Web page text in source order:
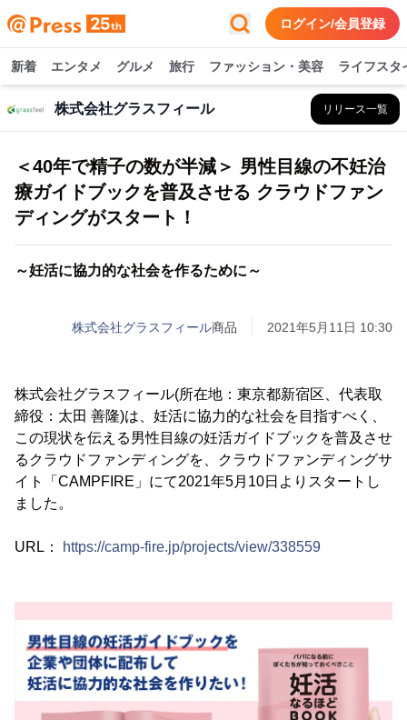
ログイン/会員登録
新着 エンタメ グルメ 旅行 ファッション・美容 ライフスタ
株式会社グラスフィール リリース一覧
＜40年で精子の数が半減＞ 男性目線の不妊治
療ガイドブックを普及させる クラウドファン
ディングがスタート！
～妊活に協力的な社会を作るために～
株式会社グラスフィール商品 2021年5月11日 10:30
株式会社グラスフィール(所在地：東京都新宿区、代表取
締役：太田 善隆)は、妊活に協力的な社会を目指すべく、
この現状を伝える男性目線の妊活ガイドブックを普及させ
るクラウドファンディングを、クラウドファンディングサ
イト「CAMPFIRE」にて2021年5月10日よりスタートし
ました。
URL： https://camp-fire.jp/projects/view/338559